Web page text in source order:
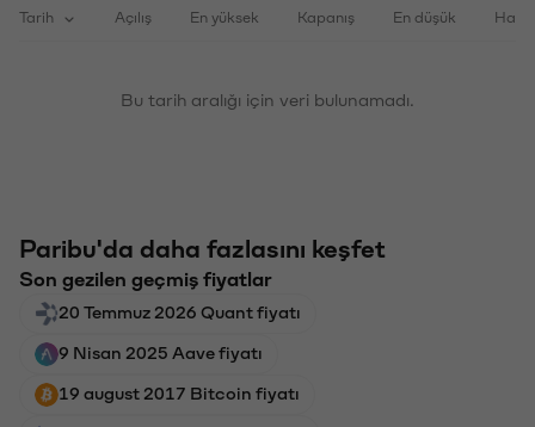
Tarih Açılış En yüksek Kapanış En düşük
Bu tarih aralığı için veri bulunamadı.
Paribu'da daha fazlasını keşfet
Son gezilen geçmiş fiyatlar
20 Temmuz 2026 Quant fiyatı
9 Nisan 2025 Aave fiyatı
19 august 2017 Bitcoin fiyatı